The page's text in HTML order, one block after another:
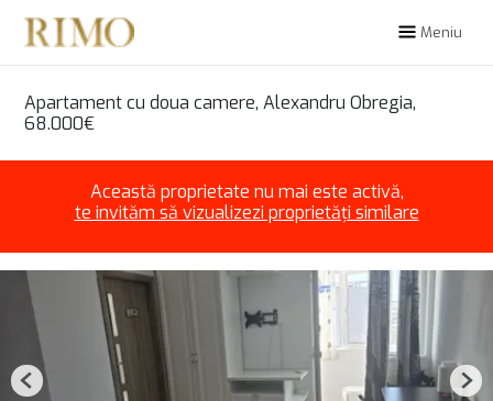
Meniu
Apartament cu doua camere, Alexandru Obregia,
68.000€
Această proprietate nu mai este activă,
te invităm să vizualizezi proprietăți similare
Previous